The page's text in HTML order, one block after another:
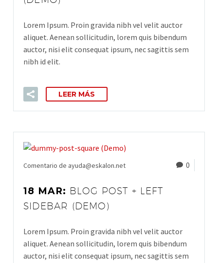
Lorem Ipsum. Proin gravida nibh vel velit auctor
aliquet. Aenean sollicitudin, lorem quis bibendum
auctor, nisi elit consequat ipsum, nec sagittis sem
nibh id elit.
LEER MÁS
Comentario de ayuda@eskalon.net 0
18 MAR: BLOG POST + LEFT
SIDEBAR (DEMO)
Lorem Ipsum. Proin gravida nibh vel velit auctor
aliquet. Aenean sollicitudin, lorem quis bibendum
auctor, nisi elit consequat ipsum, nec sagittis sem